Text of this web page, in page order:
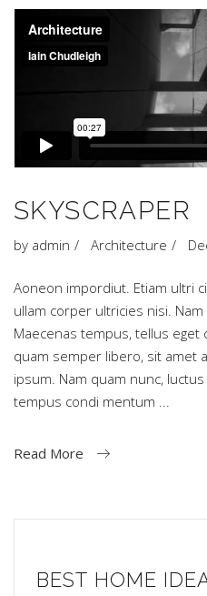
SKYSCRAPER
by admin Architecture
Aoneon impordiut. Etiam ultri
ullam corper ultricies nisi.
Maecenas tempus, tellus
quam semper libero, sit amet
ipsum. Nam quam nunc,
tempus condi mentum
Read More
BEST HOME